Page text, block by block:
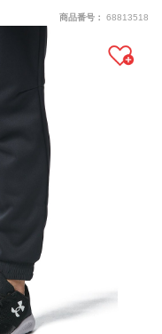
商品番号： 68813518